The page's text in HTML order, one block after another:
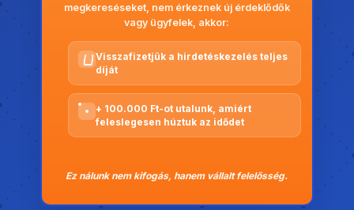
megkereséseket, nem érkeznek új érdeklődők
vagy ügyfelek, akkor:
Visszafizetjük a hirdetéskezelés teljes
díját
+ 100.000 Ft-ot utalunk, amiért
feleslegesen húztuk az idődet
Ez nálunk nem kifogás, hanem vállalt felelősség.